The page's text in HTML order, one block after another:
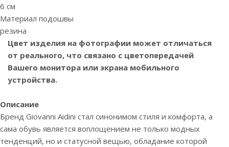
6 см
Материал подошвы
резина
Цвет изделия на фотографии может отличаться
от реального, что связано с цветопередачей
Вашего монитора или экрана мобильного
устройства.
Описание
Бренд Giovanni Aidini стал синонимом стиля и комфорта, а
сама обувь является воплощением не только модных
тенденций, но и статусной вещью, обладание которой